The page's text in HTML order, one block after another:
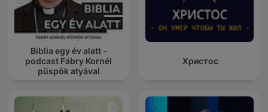
Biblia egy év alatt -
podcast Fábry Kornél
püspök atyával
Христос